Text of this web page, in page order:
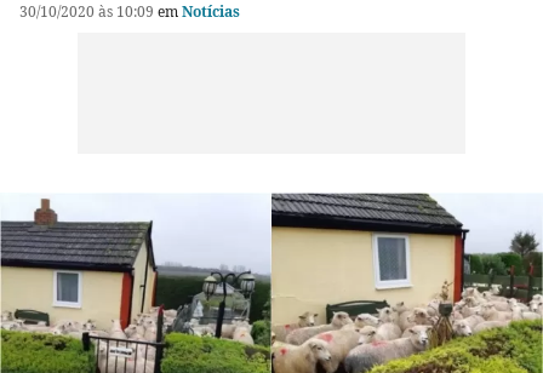
30/10/2020 às 10:09 emNotícias